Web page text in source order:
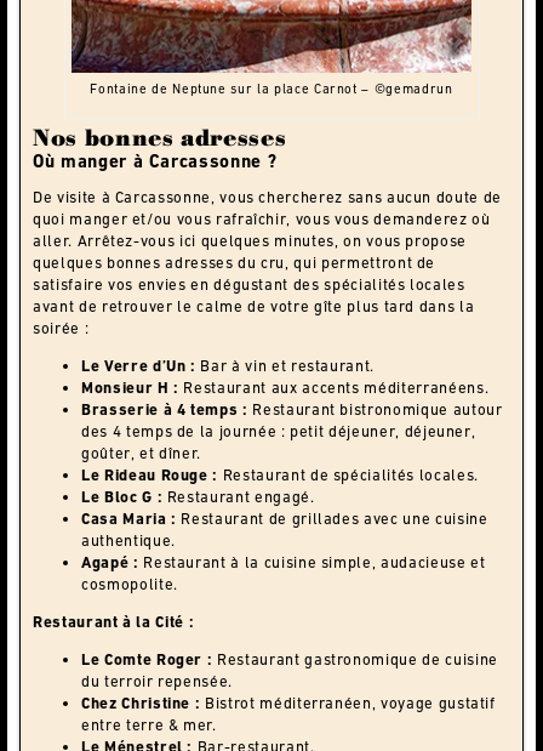
Fontaine de Neptune sur la place Carnot – ©gemadrun
Nos bonnes adresses
Où manger à Carcassonne ?
De visite à Carcassonne, vous chercherez sans aucun doute de
quoi manger et/ou vous rafraîchir, vous vous demanderez où
aller. Arrêtez-vous ici quelques minutes, on vous propose
quelques bonnes adresses du cru, qui permettront de
satisfaire vos envies en dégustant des spécialités locales
avant de retrouver le calme de votre gîte plus tard dans la
soirée :
Le Verre d’Un : Bar à vin et restaurant.
Monsieur H : Restaurant aux accents méditerranéens.
Brasserie à 4 temps : Restaurant bistronomique autour
des 4 temps de la journée : petit déjeuner, déjeuner,
goûter, et dîner.
Le Rideau Rouge : Restaurant de spécialités locales.
Le Bloc G : Restaurant engagé.
Casa Maria : Restaurant de grillades avec une cuisine
authentique.
Agapé : Restaurant à la cuisine simple, audacieuse et
cosmopolite.
Restaurant à la Cité :
Le Comte Roger : Restaurant gastronomique de cuisine
du terroir repensée.
Chez Christine : Bistrot méditerranéen, voyage gustatif
entre terre & mer.
Le Ménestrel : Bar-restaurant.